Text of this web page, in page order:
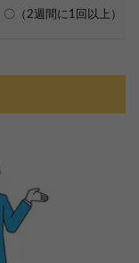
〇（2週間に1回以上）